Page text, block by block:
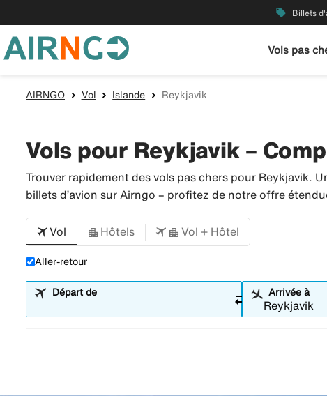
local_offer Billets
Vols pas
AIRNGO Vol Islande Reykjavik
Vols pour Reykjavik –
Trouver rapidement des vols pas chers pour Reykjavik.
billets d’avion sur Airngo – profitez de notre offre
Vol Hôtels Vol + Hôtel
Aller-retour
Départ de sync_alt Arrivée à